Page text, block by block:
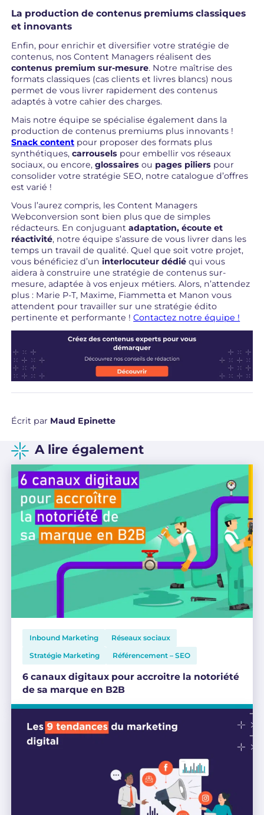
La production de contenus premiums classiques
et innovants
Enfin, pour enrichir et diversifier votre stratégie de
contenus, nos Content Managers réalisent des
contenus premium sur-mesure. Notre maîtrise des
formats classiques (cas clients et livres blancs) nous
permet de vous livrer rapidement des contenus
adaptés à votre cahier des charges.
Mais notre équipe se spécialise également dans la
production de contenus premiums plus innovants !
Snack content pour proposer des formats plus
synthétiques,carrousels pour embellir vos réseaux
sociaux, ou encore,glossairesou pages piliers pour
consolider votre stratégie SEO, notre catalogue d’offres
est varié !
Vous l’aurez compris, les Content Managers
Webconversion sont bien plus que de simples
rédacteurs. En conjuguantadaptation, écoute et
réactivité, notre équipe s’assure de vous livrer dans les
temps un travail de qualité. Quel que soit votre projet,
vous bénéficiez d’uninterlocuteur dédié qui vous
aidera à construire une stratégie de contenus sur-
mesure, adaptée à vos enjeux métiers. Alors, n’attendez
plus : Marie P-T, Maxime, Fiammetta et Manon vous
attendent pour travailler sur une stratégie édito
pertinente et performante !Contactez notre équipe !
Écrit par Maud Epinette
A lire également
Inbound Marketing
Réseaux sociaux
Stratégie Marketing
Référencement – SEO
6 canaux digitaux pour accroitre la notoriété
de sa marque en B2B